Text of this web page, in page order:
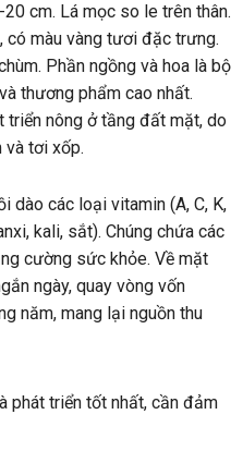
cm. Lá mọc so le trên thân.
có màu vàng tươi đặc trưng.
Phần ngồng và hoa là bộ
thương phẩm cao nhất.
triển nông ở tầng đất mặt, do
tơi xốp.
dào các loại vitamin (A, C, K,
kali, sắt). Chúng chứa các
cường sức khỏe. Về mặt
ngày, quay vòng vốn
năm, mang lại nguồn thu
phát triển tốt nhất, cần đảm